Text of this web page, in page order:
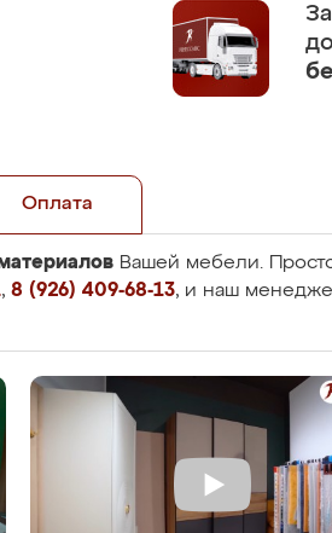
Оплата
Вашей мебели.
, 8 (926) 409-68-13, и наш